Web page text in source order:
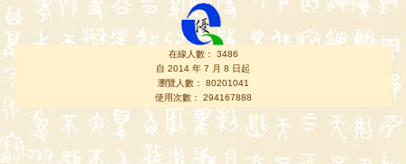
在線人數： 3486
自 2014 年 7 月 8 日起
瀏覽人數： 80201041
使用次數： 294167888